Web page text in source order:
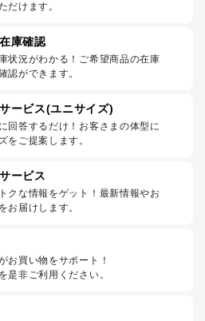
だけます。
庫確認
状況がわかる！ご希望商品の在庫
認ができます。
ービス(ユニサイズ)
回答するだけ！お客さまの体型に
をご提案します。
ービス
クな情報をゲット！最新情報やお
お届けします。
お買い物をサポート！
是非ご利用ください。